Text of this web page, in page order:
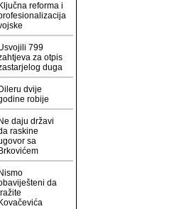
Ključna reforma i
799
za otpis
duga
Dileru dvije
robije
Ne daju državi
raskine
sa
Brkovićem
Nismo
da
Kovačevića